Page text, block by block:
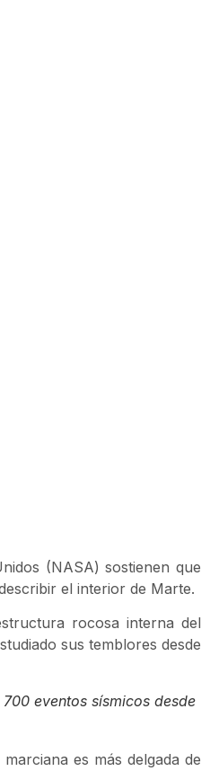
(NASA) sostienen que
el interior de Marte.
rocosa interna del
sus temblores desde
eventos sísmicos desde
es más delgada de